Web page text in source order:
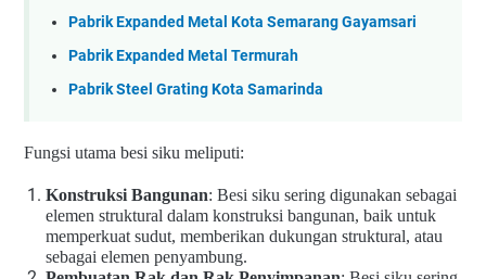
Pabrik Expanded Metal Kota Semarang Gayamsari
Pabrik Expanded Metal Termurah
Pabrik Steel Grating Kota Samarinda
Fungsi utama besi siku meliputi:
Konstruksi Bangunan: Besi siku sering digunakan sebagai
elemen struktural dalam konstruksi bangunan, baik untuk
memperkuat sudut, memberikan dukungan struktural, atau
sebagai elemen penyambung.